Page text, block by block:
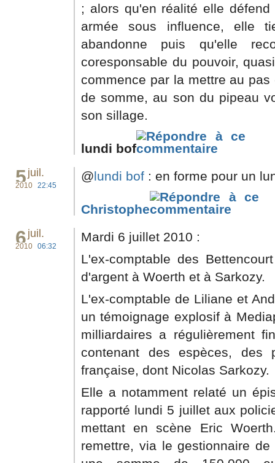
; alors qu'en réalité elle
armée sous influence, elle
abandonne puis qu'elle
coresponsable du pouvoir,
commence par la mettre au
de somme, au son du pipeau
son sillage.
lundi bof
5juil.
2010 22:45
@lundi bof : en forme pour un
Christophe
6juil.
2010 06:32
Mardi 6 juillet 2010 :
L'ex-comptable des
d'argent à Woerth et à Sarkozy.
L'ex-comptable de Liliane et
un témoignage explosif à
milliardaires a régulièrement
contenant des espèces, des
française, dont Nicolas Sarkozy.
Elle a notamment relaté un
rapporté lundi 5 juillet aux
mettant en scène Eric
remettre, via le gestionnaire